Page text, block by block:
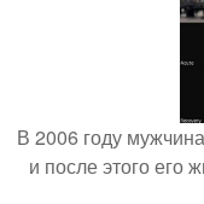
В 2006 году
и после этого его